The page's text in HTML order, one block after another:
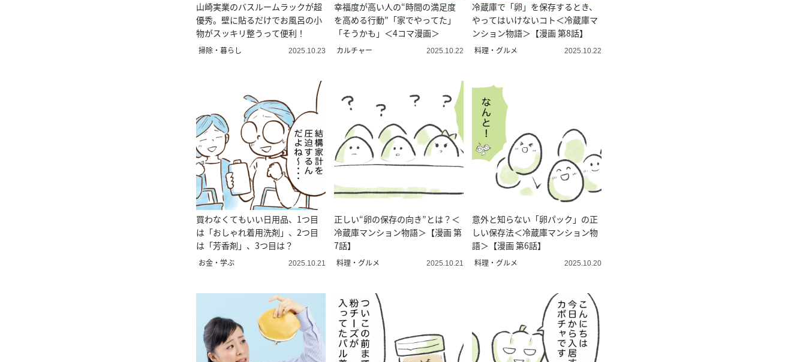
山崎実業のバスルームラックが超
優秀。壁に貼るだけでお風呂の小
物がスッキリ整うって便利！
掃除・暮らし 2025.10.23
幸福度が高い人の“時間の満足度
を高める行動”「家でやってた」
「そうかも」＜4コマ漫画＞
カルチャー 2025.10.22
冷蔵庫で「卵」を保存するとき、
やってはいけないコト＜冷蔵庫マ
ンション物語＞【漫画 第8話】
料理・グルメ 2025.10.22
買わなくてもいい日用品、1つ目
は「おしゃれ着用洗剤」、2つ目
は「芳香剤」、3つ目は？
お金・学ぶ 2025.10.21
正しい“卵の保存の向き”とは？＜
冷蔵庫マンション物語＞【漫画 第
7話】
料理・グルメ 2025.10.21
意外と知らない「卵パック」の正
しい保存法＜冷蔵庫マンション物
語＞【漫画 第6話】
料理・グルメ 2025.10.20